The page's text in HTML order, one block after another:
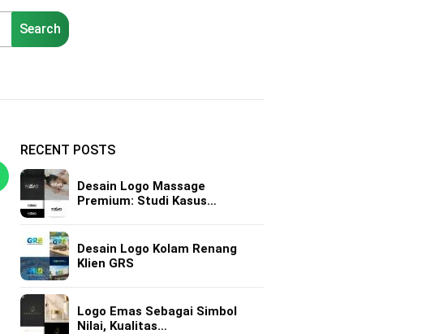
Search
RECENT POSTS
Desain Logo Massage
Premium: Studi Kasus…
Desain Logo Kolam Renang
Klien GRS
Logo Emas Sebagai Simbol
Nilai, Kualitas…